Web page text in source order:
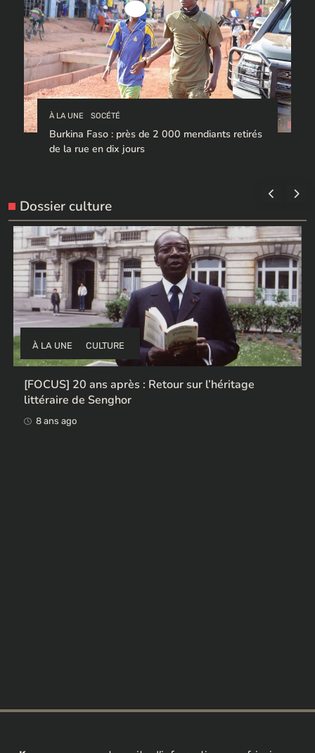
À LA UNE SOCÉTÉ
Burkina Faso : près de 2 000 mendiants retirés
de la rue en dix jours
Dossier culture
À LA UNE CULTURE
[FOCUS] 20 ans après : Retour sur l’héritage
littéraire de Senghor
8 ans ago